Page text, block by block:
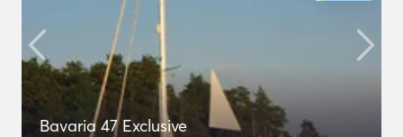
Bavaria 47 Exclusive